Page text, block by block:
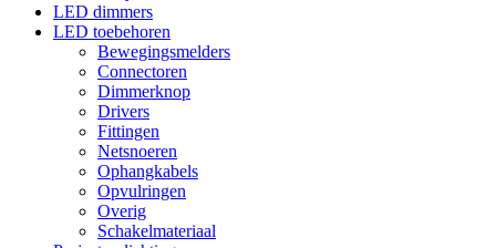
LED dimmers
LED toebehoren
Bewegingsmelders
Connectoren
Dimmerknop
Drivers
Fittingen
Netsnoeren
Ophangkabels
Opvulringen
Overig
Schakelmateriaal